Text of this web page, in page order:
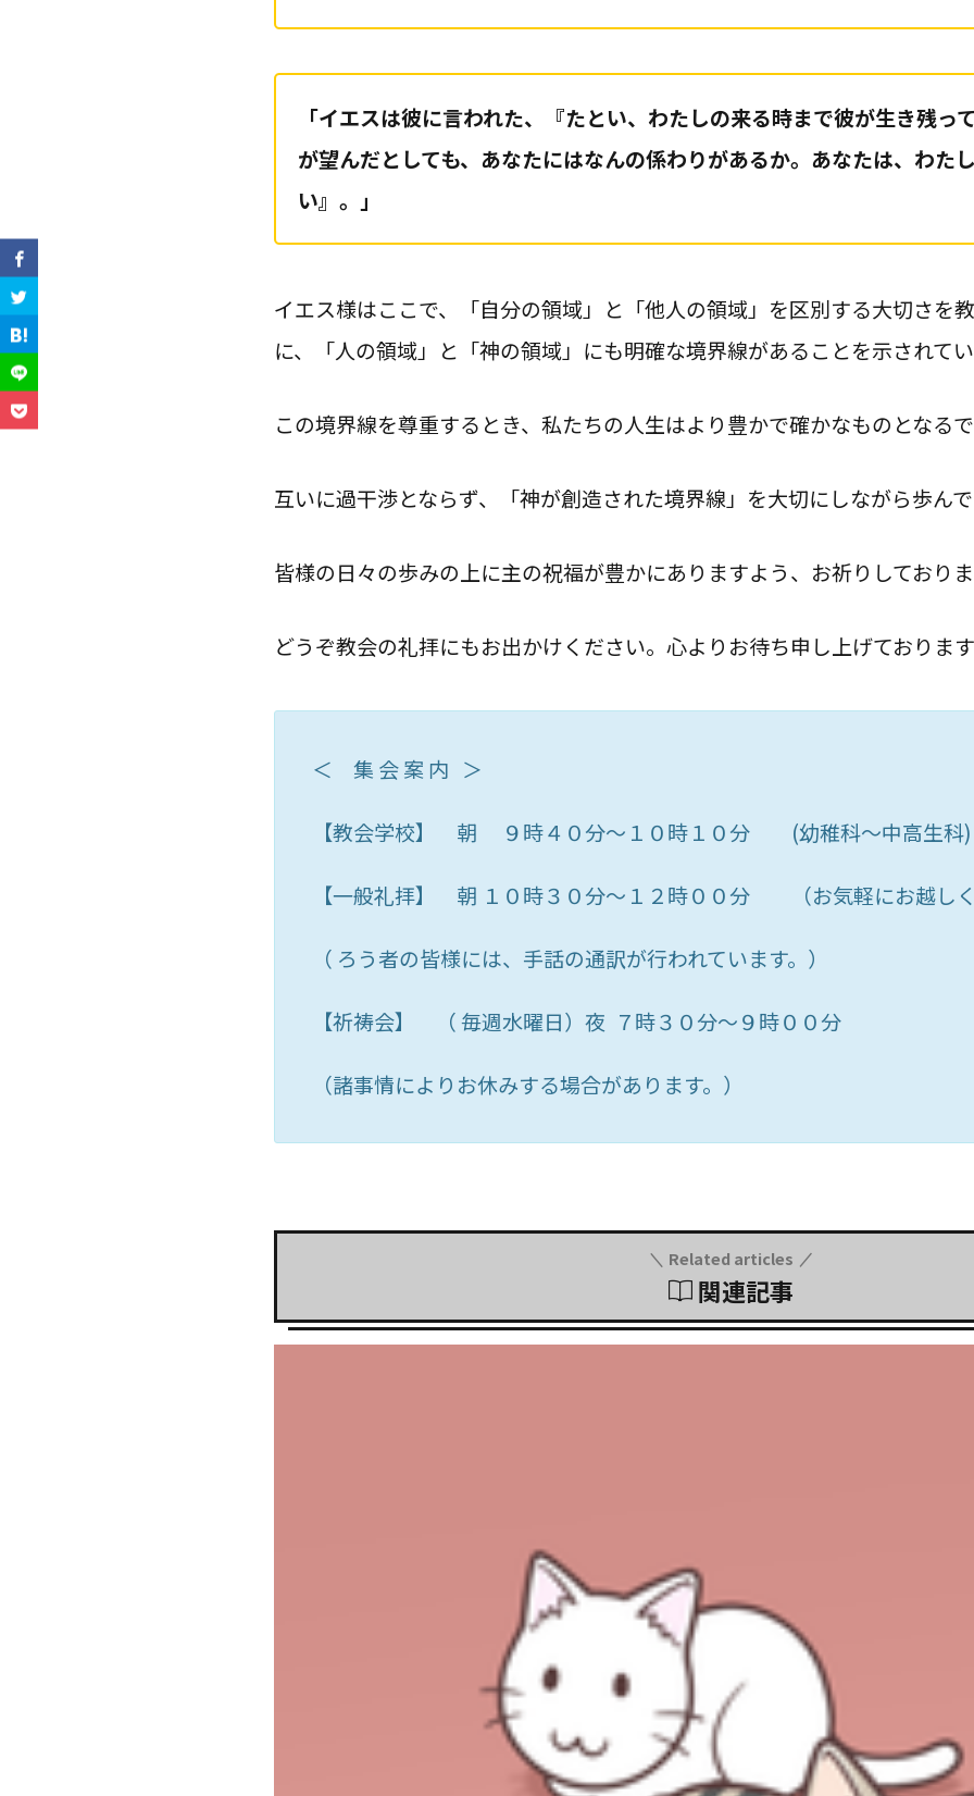
「イエスは彼に言われた、『たとい、わたしの来る時まで彼が生き残っ
が望んだとしても、あなたにはなんの係わりがあるか。あなたは、わた
い』。」
イエス様はここで、「自分の領域」と「他人の領域」を区別する大切さを
に、「人の領域」と「神の領域」にも明確な境界線があることを示されて
この境界線を尊重するとき、私たちの人生はより豊かで確かなものとなる
互いに過干渉とならず、「神が創造された境界線」を大切にしながら歩ん
皆様の日々の歩みの上に主の祝福が豊かにありますよう、お祈りしており
どうぞ教会の礼拝にもお出かけください。心よりお待ち申し上げておりま
＜ 集 会 案 内 ＞
【教会学校】 朝 ９時４０分～１０時１０分 (幼稚科～中高生科)
【一般礼拝】 朝 １０時３０分～１２時００分 （お気軽にお越し
（ ろう者の皆様には、手話の通訳が行われています。）
【祈祷会】 （ 毎週水曜日）夜 ７時３０分～９時００分
（諸事情によりお休みする場合があります。）
関連記事
Related articles